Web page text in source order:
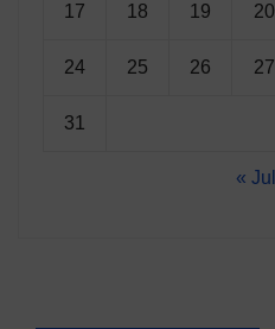
17 18 19 20
24 25 26 27
31
« Jul